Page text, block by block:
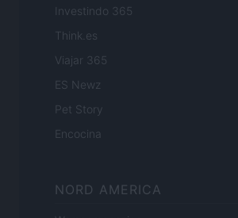
Investindo 365
Think.es
Viajar 365
ES Newz
Pet Story
Encocina
NORD AMERICA